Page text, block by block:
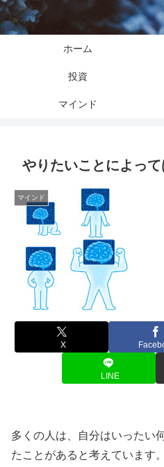
ホーム
投資
マインド
やりたいことによっ
マインド
X
LINE
多くの人は、自分はいったい
たことがあると考えています。